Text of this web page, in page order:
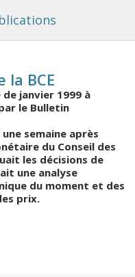
la BCE
janvier 1999 à
le Bulletin
semaine après
du Conseil des
les décisions de
une analyse
du moment et des
prix.